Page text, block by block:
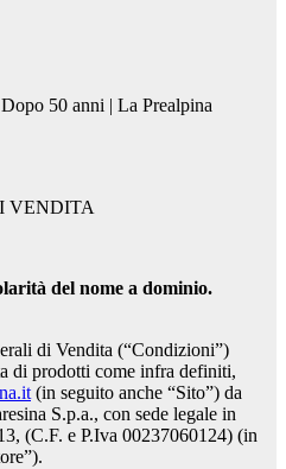
VENDITA
del nome a dominio.
di Vendita (“Condizioni”)
di prodotti come infra definiti,
(in seguito anche “Sito”) da
S.p.a., con sede legale in
(C.F. e P.Iva 00237060124) (in